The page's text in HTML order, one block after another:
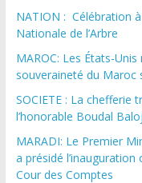
NATION : Célébration
Nationale de l’Arbre
MAROC: Les États-
souveraineté du Maroc
SOCIETE : La chefferie
l’honorable Boudal
MARADI: Le Premier
a présidé
Cour des Comptes